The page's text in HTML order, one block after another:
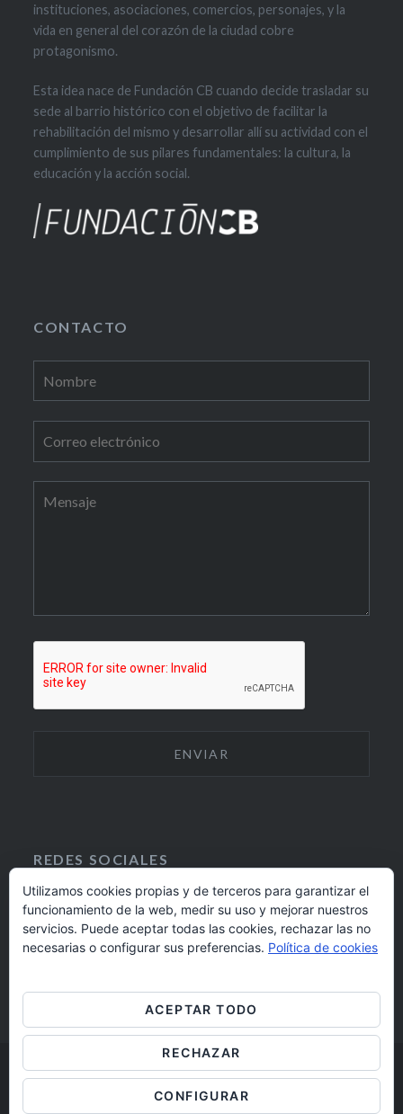
instituciones, asociaciones, comercios, personajes, y la
vida en general del corazón de la ciudad cobre
protagonismo.
Esta idea nace de Fundación CB cuando decide trasladar su
sede al barrio histórico con el objetivo de facilitar la
rehabilitación del mismo y desarrollar allí su actividad con el
cumplimiento de sus pilares fundamentales: la cultura, la
educación y la acción social.
CONTACTO
REDES SOCIALES
I
N
S
A
R
M
F
A
C
B
O
924 17 16 20
Barrio Alto Badajoz © 2019
Aviso legal / Cookies
Utilizamos cookies propias y de terceros para garantizar el
funcionamiento de la web, medir su uso y mejorar nuestros
servicios. Puede aceptar todas las cookies, rechazar las no
necesarias o configurar sus preferencias. Política de cookies
ACEPTAR TODO
RECHAZAR
CONFIGURAR